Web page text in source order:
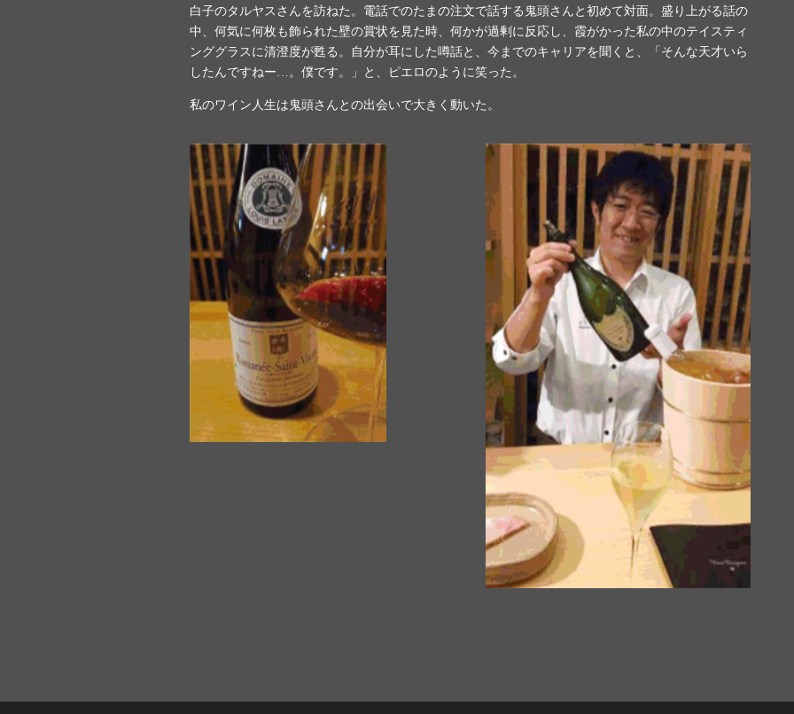
白子のタルヤスさんを訪ねた。電話でのたまの注文で話する鬼頭さんと初めて対面。盛り上がる話の
中、何気に何枚も飾られた壁の賞状を見た時、何かが過剰に反応し、霞がかった私の中のテイスティ
ンググラスに清澄度が甦る。自分が耳にした噂話と、今までのキャリアを聞くと、「そんな天才いら
したんですねー…。僕です。」と、ピエロのように笑った。
私のワイン人生は鬼頭さんとの出会いで大きく動いた。